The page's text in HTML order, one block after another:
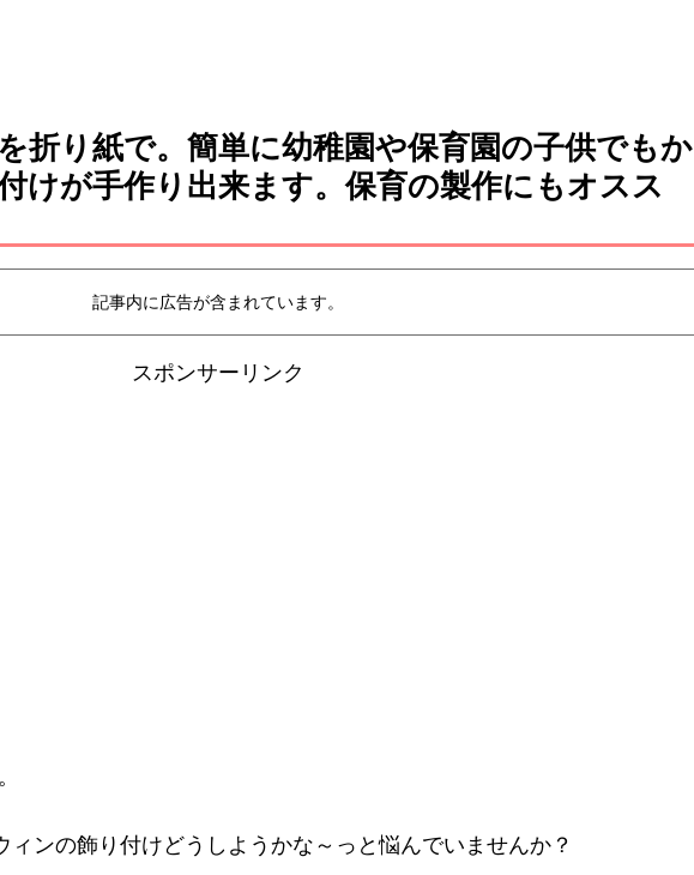
折り紙で。簡単に幼稚園や保育園の子供でもか
けが手作り出来ます。保育の製作にもオスス
記事内に広告が含まれています。
スポンサーリンク
ンの飾り付けどうしようかな～っと悩んでいませんか？